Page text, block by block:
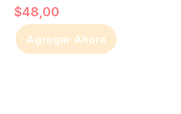
$48,00
Agregar Ahora